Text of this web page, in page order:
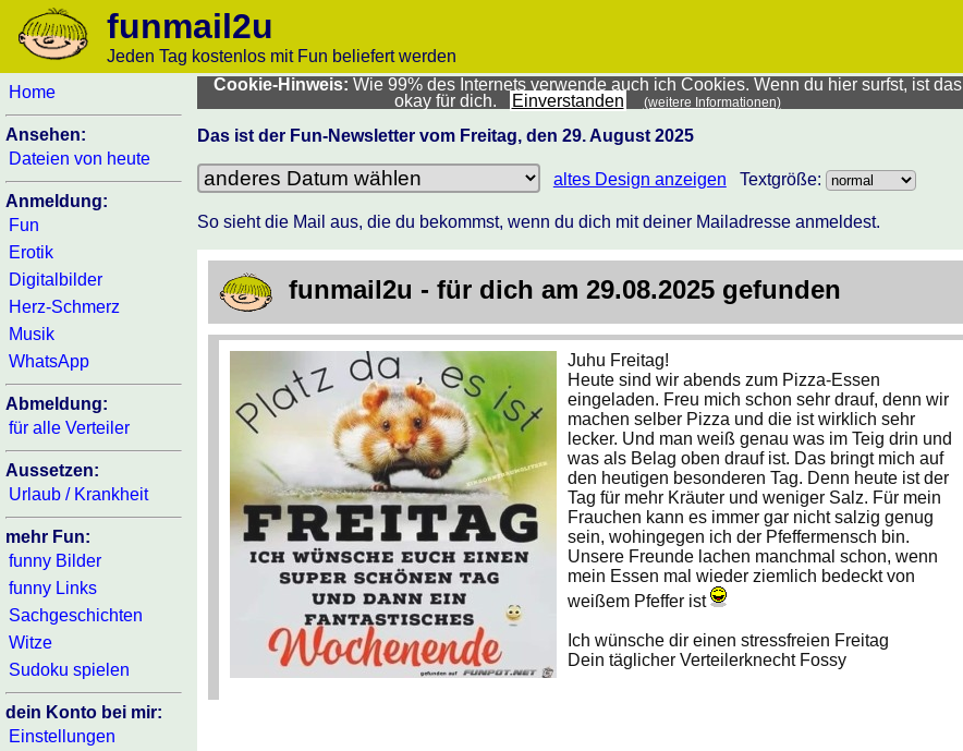
funmail2u
Jeden Tag kostenlos mit Fun beliefert werden
Home
Ansehen:
Dateien von heute
Anmeldung:
Fun
Erotik
Digitalbilder
Herz-Schmerz
Musik
WhatsApp
Abmeldung:
für alle Verteiler
Aussetzen:
Urlaub / Krankheit
mehr Fun:
funny Bilder
funny Links
Sachgeschichten
Witze
Sudoku spielen
dein Konto bei mir:
Einstellungen
Cookie-Hinweis: Wie 99% des Internets verwende auch ich Cookies. Wenn du hier surfst, ist das
okay für dich.
Einverstanden (weitere Informationen)
Das ist der Fun-Newsletter vom Freitag, den 29. August 2025
altes Design anzeigen Textgröße:
So sieht die Mail aus, die du bekommst, wenn du dich mit deiner Mailadresse anmeldest.
funmail2u - für dich am 29.08.2025 gefunden
Juhu Freitag!
Heute sind wir abends zum Pizza-Essen
eingeladen. Freu mich schon sehr drauf, denn wir
machen selber Pizza und die ist wirklich sehr
lecker. Und man weiß genau was im Teig drin und
was als Belag oben drauf ist. Das bringt mich auf
den heutigen besonderen Tag. Denn heute ist der
Tag für mehr Kräuter und weniger Salz. Für mein
Frauchen kann es immer gar nicht salzig genug
sein, wohingegen ich der Pfeffermensch bin.
Unsere Freunde lachen manchmal schon, wenn
mein Essen mal wieder ziemlich bedeckt von
weißem Pfeffer ist
Ich wünsche dir einen stressfreien Freitag
Dein täglicher Verteilerknecht Fossy